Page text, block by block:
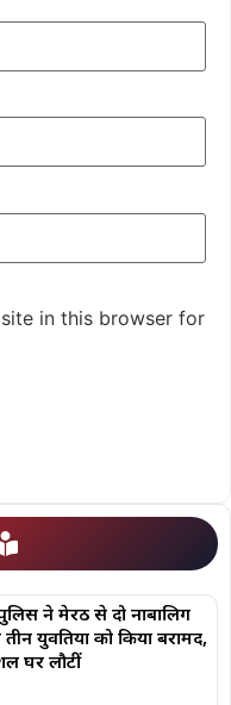
in this browser for
ने मेरठ से दो नाबालिग
युवतियों को किया बरामद,
घर लौटीं